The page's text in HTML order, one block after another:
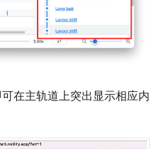
在主轨道上突出显示相应内